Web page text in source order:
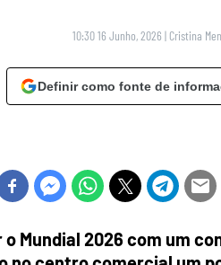
10:30 16 Junho, 2026 | Cristina
Definir como fonte de
o Mundial 2026 com um